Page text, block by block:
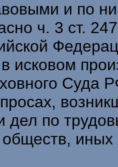
и по
ч. 3 ст.
исковом
Суда
дел по
иных